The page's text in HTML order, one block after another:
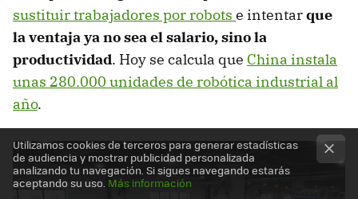
sustituir trabajadores por robots e intentarque
la ventaja ya no sea el salario, sino la
productividad. Hoy se calcula que China instala
unas 280.000 unidades de robótica industrial al
año.
Utilizamos cookies de terceros para generar estadísticas
de audiencia y mostrar publicidad personalizada
analizando tu navegación. Si sigues navegando estarás
aceptando su uso. Más información